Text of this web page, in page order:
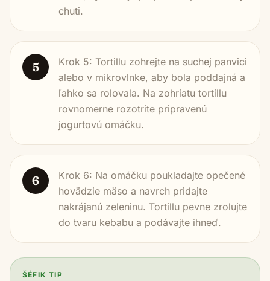
chuti.
5
Krok 5: Tortillu zohrejte na suchej panvici
alebo v mikrovlnke, aby bola poddajná a
ľahko sa rolovala. Na zohriatu tortillu
rovnomerne rozotrite pripravenú
jogurtovú omáčku.
6
Krok 6: Na omáčku poukladajte opečené
hovädzie mäso a navrch pridajte
nakrájanú zeleninu. Tortillu pevne zrolujte
do tvaru kebabu a podávajte ihneď.
ŠÉFIK TIP